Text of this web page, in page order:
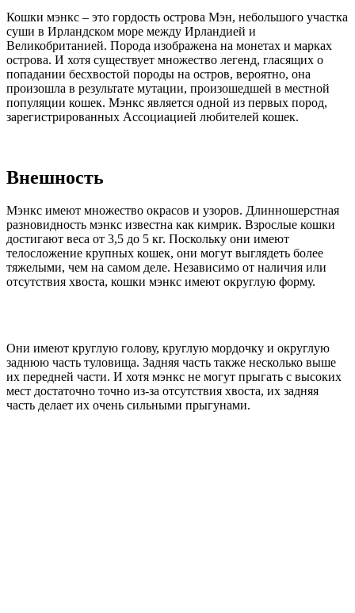
Кошки мэнкс – это гордость острова Мэн, небольшого участка
суши в Ирландском море между Ирландией и
Великобританией. Порода изображена на монетах и марках
острова. И хотя существует множество легенд, гласящих о
попадании бесхвостой породы на остров, вероятно, она
произошла в результате мутации, произошедшей в местной
популяции кошек. Мэнкс является одной из первых пород,
зарегистрированных Ассоциацией любителей кошек.
Внешность
Мэнкс имеют множество окрасов и узоров. Длинношерстная
разновидность мэнкс известна как кимрик. Взрослые кошки
достигают веса от 3,5 до 5 кг. Поскольку они имеют
телосложение крупных кошек, они могут выглядеть более
тяжелыми, чем на самом деле. Независимо от наличия или
отсутствия хвоста, кошки мэнкс имеют округлую форму.
Они имеют круглую голову, круглую мордочку и округлую
заднюю часть туловища. Задняя часть также несколько выше
их передней части. И хотя мэнкс не могут прыгать с высоких
мест достаточно точно из-за отсутствия хвоста, их задняя
часть делает их очень сильными прыгунами.